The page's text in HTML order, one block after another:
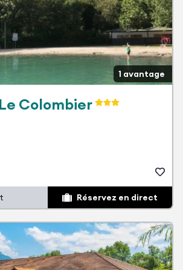
1 avantage
Colombier
Réservez en direct